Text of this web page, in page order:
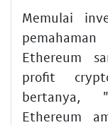
Memulai
Ethereum
profit
bertanya,
Ethereum